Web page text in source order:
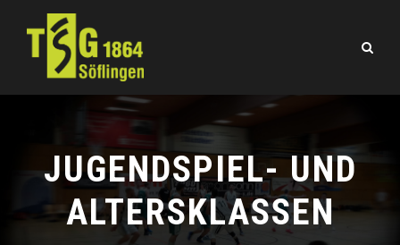
JUGENDSPIEL- UND
ALTERSKLASSEN